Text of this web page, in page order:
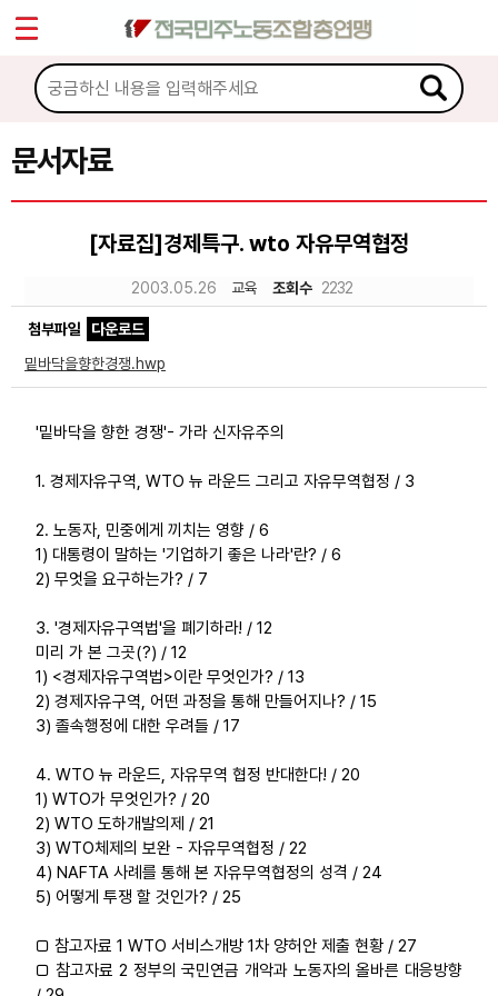
문서자료
[자료집]경제특구. wto 자유무역협정
2003.05.26 교육 조회수 2232
첨부파일
다운로드
밑바닥을향한경쟁.hwp
'밑바닥을 향한 경쟁'- 가라 신자유주의
1. 경제자유구역, WTO 뉴 라운드 그리고 자유무역협정 / 3
2. 노동자, 민중에게 끼치는 영향 / 6
1) 대통령이 말하는 '기업하기 좋은 나라'란? / 6
2) 무엇을 요구하는가? / 7
3. '경제자유구역법'을 폐기하라! / 12
미리 가 본 그곳(?) / 12
1) <경제자유구역법>이란 무엇인가? / 13
2) 경제자유구역, 어떤 과정을 통해 만들어지나? / 15
3) 졸속행정에 대한 우려들 / 17
4. WTO 뉴 라운드, 자유무역 협정 반대한다! / 20
1) WTO가 무엇인가? / 20
2) WTO 도하개발의제 / 21
3) WTO체제의 보완 - 자유무역협정 / 22
4) NAFTA 사례를 통해 본 자유무역협정의 성격 / 24
5) 어떻게 투쟁 할 것인가? / 25
□ 참고자료 1 WTO 서비스개방 1차 양허안 제출 현황 / 27
□ 참고자료 2 정부의 국민연금 개악과 노동자의 올바른 대응방향
마이페이지
소개
소식
문서자료
미디어자료
부설기관
업무
Sketchbook5, 스케치북5
Sketchbook5, 스케치북5